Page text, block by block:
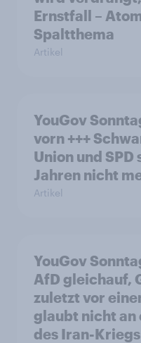
Ernstfall –
Spaltthema
Artikel
YouGov
vorn +++
Union und
Jahren nicht
Artikel
YouGov
AfD gleichauf,
zuletzt vor
glaubt nicht an
des Iran-Kriegs